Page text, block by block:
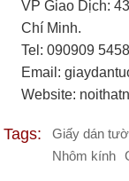
VP Giao Dịch:
Chí Minh.
Tel: 090909 5458
Email:
Website:
Tags: Giấy dán
Nhôm kính